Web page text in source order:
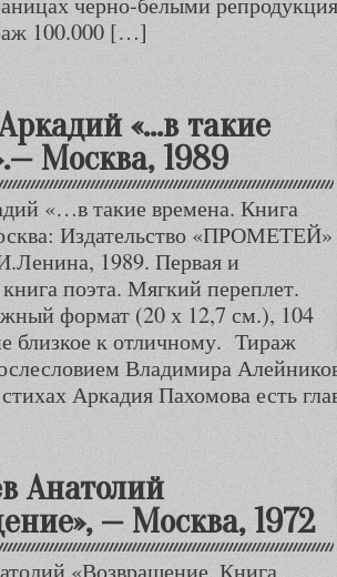
100.000 […]
«…в такие
Москва, 1989
«…в такие времена. Книга
Издательство «ПРОМЕТЕЙ»
1989. Первая и
поэта. Мягкий переплет.
формат (20 х 12,7 см.), 104
близкое к отличному. Тираж
Владимира
Аркадия Пахомова есть
Анатолий
— Москва, 1972
«Возвращение. Книга